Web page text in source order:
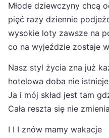
Młode dziewczyny chcą
pięć razy dziennie
wysokie loty zawsze na
co na wyjeździe zostaje
Nasz styl życia zna już
hotelowa doba nie
Ja i mój skład jest tam
Cała reszta się nie
I I I znów mamy wakacje